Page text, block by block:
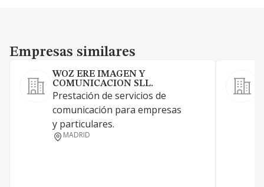
Empresas similares
Empresas similares
WOZ ERE IMAGEN Y
COMUNICACION SLL.
Prestación de servicios de
comunicación para empresas
y particulares.
MADRID